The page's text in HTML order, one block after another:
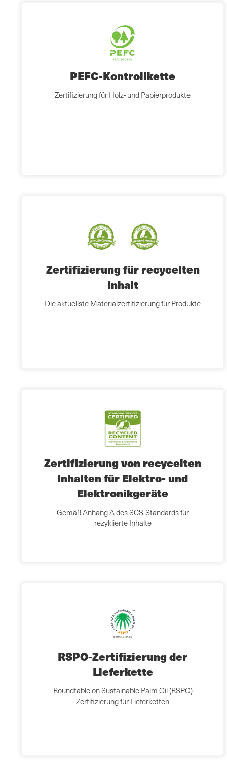
PEFC-Kontrollkette
Zertifizierung für Holz- und Papierprodukte
Zertifizierung für recycelten
Inhalt
Die aktuellste Materialzertifizierung für Produkte
Zertifizierung von recycelten
Inhalten für Elektro- und
Elektronikgeräte
Gemäß Anhang A des SCS-Standards für
rezyklierte Inhalte
RSPO-Zertifizierung der
Lieferkette
Roundtable on Sustainable Palm Oil (RSPO)
Zertifizierung für Lieferketten